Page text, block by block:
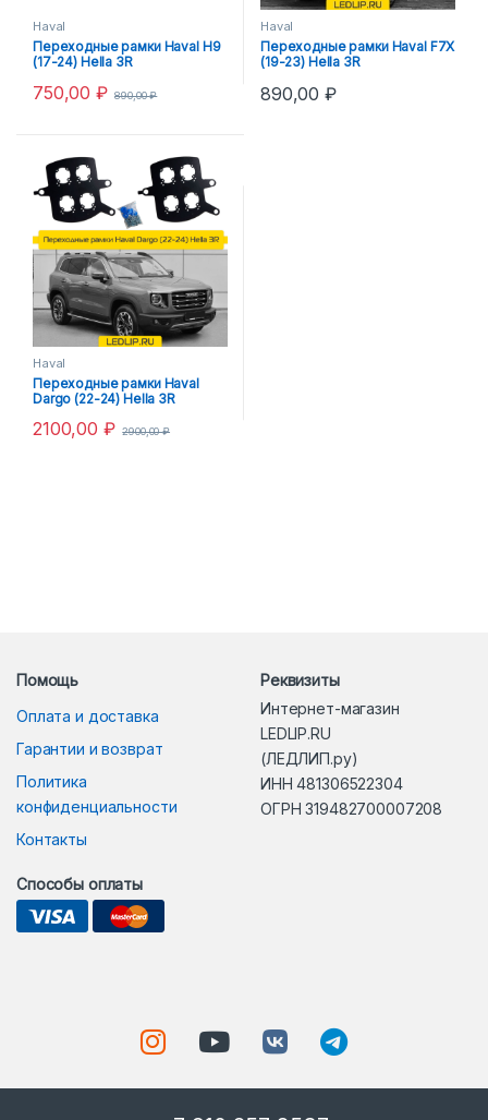
Haval
Переходные рамки Haval H9
(17-24) Hella 3R
750,00₽ 890,00₽
Haval
Переходные рамки Haval F7X
(19-23) Hella 3R
890,00₽
Haval
Переходные рамки Haval
Dargo (22-24) Hella 3R
2100,00 ₽ 2900,00₽
Помощь
Оплата и доставка
Гарантии и возврат
Политика
конфиденциальности
Контакты
Реквизиты
Интернет-магазин
LEDLIP.RU
(ЛЕДЛИП.ру)
ИНН 481306522304
ОГРН 319482700007208
Способы оплаты